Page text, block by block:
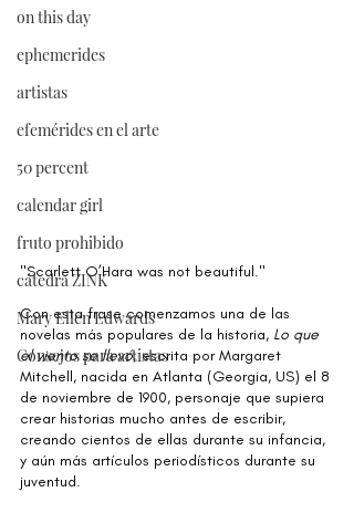
on this day
ephemerides
artistas
efemérides en el arte
50 percent
calendar girl
fruto prohibido
cátedra ZINK
Mary Ellen Edwards
Consejos para artistas
"Scarlett O’Hara was not beautiful.⁣"
Con esta frase comenzamos una de las
novelas más populares de la historia, Lo que
el viento se llevó; escrita por Margaret
Mitchell, nacida en Atlanta (Georgia, US) el 8
de noviembre de 1900, personaje que supiera
crear historias mucho antes de escribir,
creando cientos de ellas durante su infancia,
y aún más artículos periodísticos durante su
juventud.⁣